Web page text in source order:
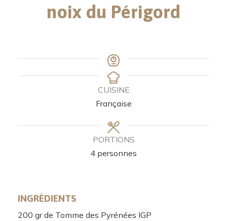
noix du Périgord
CUISINE
Française
PORTIONS
4 personnes
INGRÉDIENTS
200 gr de Tomme des Pyrénées IGP